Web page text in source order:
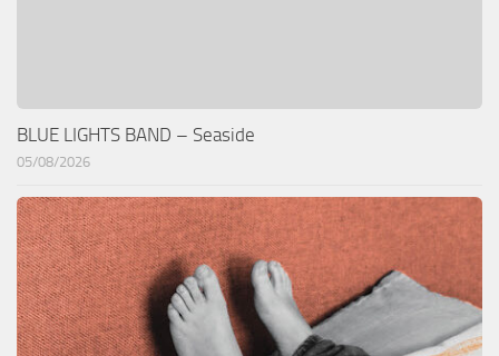
BLUE LIGHTS BAND – Seaside
05/08/2026